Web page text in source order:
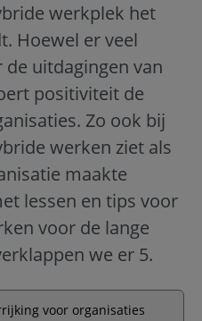
werkplek het
Hoewel er veel
uitdagingen van
positiviteit de
Zo ook bij
werken ziet als
maakte
lessen en tips voor
voor de lange
we er 5.
voor organisaties